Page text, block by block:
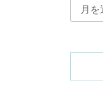
ー